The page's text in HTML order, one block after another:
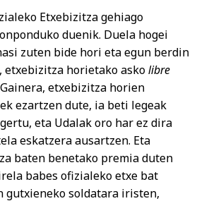
Etxebizitza gehiago
duenik. Duela hogei
zuten bide hori eta egun berdin
etxebizitza horietako askolibre
etxebizitza horien
ezartzen dute, ia beti legeak
eta Udalak oro har ez dira
eskatzera ausartzen. Eta
baten benetako premia duten
babes ofizialeko etxe bat
gutxieneko soldatara iristen,